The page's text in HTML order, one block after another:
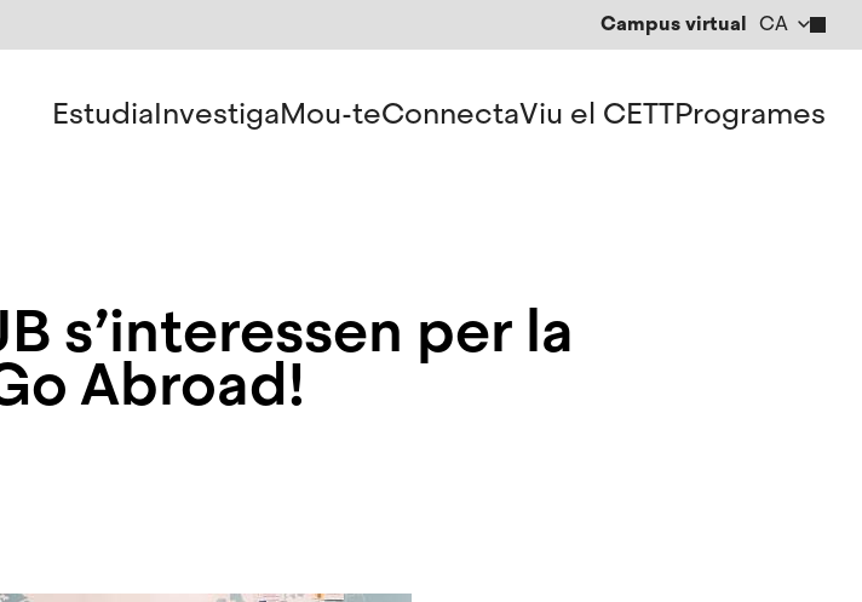
Campus virtual CA
EN
EstudiaInvestigaMou-teConnectaViu el CETTProgrames
s’interessen per la
Abroad!